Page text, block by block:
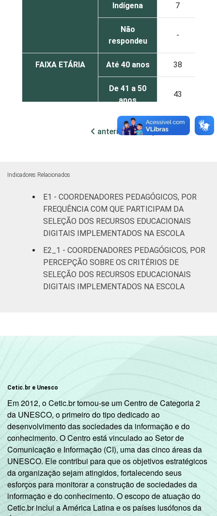
Indígena 7
Não
respondeu
-
FAIXA ETÁRIA Até 40 anos 38
De 41 a 50
anos
43
De 51 anos
ou mais
Sudeste 49
Sul 41
Centro-
Oeste
52
ÁREA Urbana 45
LOCALIZAÇÃO Capital 42
DEPENDÊNCIA
Estadual 42
Públicas
(Municipal,
Estadual e
Federal)
35
Particular 61
anterior próxima
Indicadores Relacionados
E1 - COORDENADORES PEDAGÓGICOS, POR
FREQUÊNCIA COM QUE PARTICIPAM DA
SELEÇÃO DOS RECURSOS EDUCACIONAIS
DIGITAIS IMPLEMENTADOS NA ESCOLA
E2_1 - COORDENADORES PEDAGÓGICOS, POR
PERCEPÇÃO SOBRE OS CRITÉRIOS DE
SELEÇÃO DOS RECURSOS EDUCACIONAIS
DIGITAIS IMPLEMENTADOS NA ESCOLA
Cetic.br e Unesco
Em 2012, o Cetic.br tornou-se um Centro de Categoria 2
da UNESCO, o primeiro do tipo dedicado ao
desenvolvimento das sociedades da informação e do
conhecimento. O Centro está vinculado ao Setor de
Comunicação e Informação (CI), uma das cinco áreas da
UNESCO. Ele contribui para que os objetivos estratégicos
da organização sejam atingidos, fortalecendo seus
esforços para monitorar a construção de sociedades da
informação e do conhecimento. O escopo de atuação do
Cetic.br inclui a América Latina e os países lusófonos da